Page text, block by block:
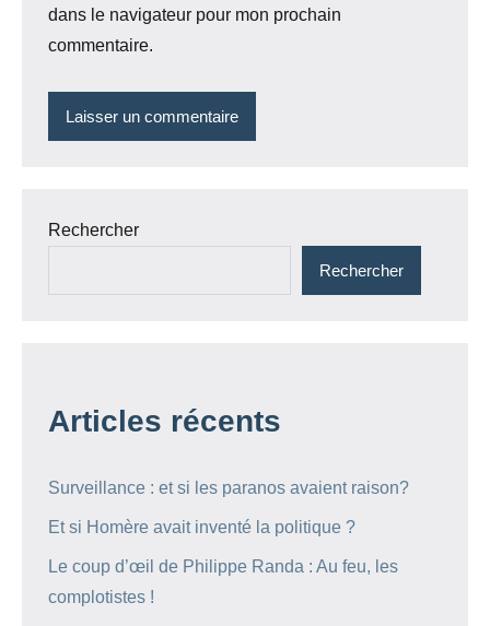
dans le navigateur pour mon prochain
commentaire.
Rechercher
Rechercher
Articles récents
Surveillance : et si les paranos avaient raison?
Et si Homère avait inventé la politique ?
Le coup d’œil de Philippe Randa : Au feu, les
complotistes !